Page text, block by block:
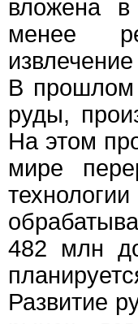
вложена
менее
В прошлом
руды,
На этом
мире
482 млн
Развитие